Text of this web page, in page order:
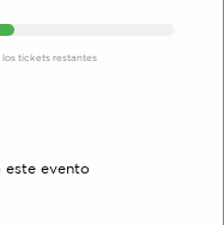
tickets restantes
este evento